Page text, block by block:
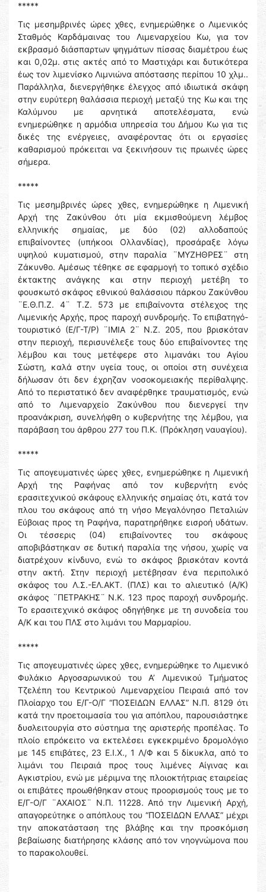
*****
Τις μεσημβρινές ώρες χθες, ενημερώθηκε ο Λιμενικός
Σταθμός Καρδάμαινας του Λιμεναρχείου Κω, για τον
εκβρασμό διάσπαρτων ψηγμάτων πίσσας διαμέτρου έως
και 0,02μ. στις ακτές από το Μαστιχάρι και δυτικότερα
έως τον λιμενίσκο Λιμνιώνα απόστασης περίπου 10 χλμ..
Παράλληλα, διενεργήθηκε έλεγχος από ιδιωτικά σκάφη
στην ευρύτερη θαλάσσια περιοχή μεταξύ της Κω και της
Καλύμνου με αρνητικά αποτελέσματα, ενώ
ενημερώθηκε η αρμόδια υπηρεσία του Δήμου Κω για τις
δικές της ενέργειες, αναφέροντας ότι οι εργασίες
καθαρισμού πρόκειται να ξεκινήσουν τις πρωινές ώρες
σήμερα.
*****
Τις μεσημβρινές ώρες χθες, ενημερώθηκε η Λιμενική
Αρχή της Ζακύνθου ότι μία εκμισθούμενη λέμβος
ελληνικής σημαίας, με δύο (02) αλλοδαπούς
επιβαίνοντες (υπήκοοι Ολλανδίας), προσάραξε λόγω
υψηλού κυματισμού, στην παραλία ¨ΜΥΖΗΘΡΕΣ¨ στη
Ζάκυνθο. Αμέσως τέθηκε σε εφαρμογή το τοπικό σχέδιο
έκτακτης ανάγκης και στην περιοχή μετέβη το
φουσκωτό σκάφος εθνικού θαλάσσιου πάρκου Ζακύνθου
¨Ε.Θ.Π.Ζ. 4¨ Τ.Ζ. 573 με επιβαίνοντα στέλεχος της
Λιμενικής Αρχής, προς παροχή συνδρομής. Το επιβατηγό-
τουριστικό (Ε/Γ-Τ/Ρ) ¨ΙΜΙΑ 2¨ Ν.Ζ. 205, που βρισκόταν
στην περιοχή, περισυνέλεξε τους δύο επιβαίνοντες της
λέμβου και τους μετέφερε στο λιμανάκι του Αγίου
Σώστη, καλά στην υγεία τους, οι οποίοι στη συνέχεια
δήλωσαν ότι δεν έχρηζαν νοσοκομειακής περίθαλψης.
Από το περιστατικό δεν αναφέρθηκε τραυματισμός, ενώ
από το Λιμεναρχείο Ζακύνθου που διενεργεί την
προανάκριση, συνελήφθη ο κυβερνήτης της λέμβου, για
παράβαση του άρθρου 277 του Π.Κ. (Πρόκληση ναυαγίου).
*****
Τις απογευματινές ώρες χθες, ενημερώθηκε η Λιμενική
Αρχή της Ραφήνας από τον κυβερνήτη ενός
ερασιτεχνικού σκάφους ελληνικής σημαίας ότι, κατά τον
πλου του σκάφους από τη νήσο Μεγαλόνησο Πεταλιών
Εύβοιας προς τη Ραφήνα, παρατηρήθηκε εισροή υδάτων.
Οι τέσσερις (04) επιβαίνοντες του σκάφους
αποβιβάστηκαν σε δυτική παραλία της νήσου, χωρίς να
διατρέχουν κίνδυνο, ενώ το σκάφος βρισκόταν κοντά
στην ακτή. Στην περιοχή μετέβησαν ένα περιπολικό
σκάφος του Λ.Σ.-ΕΛ.ΑΚΤ. (ΠΛΣ) και το αλιευτικό (Α/Κ)
σκάφος ¨ΠΕΤΡΑΚΗΣ¨ Ν.Κ. 123 προς παροχή συνδρομής.
Το ερασιτεχνικό σκάφος οδηγήθηκε με τη συνοδεία του
Α/Κ και του ΠΛΣ στο λιμάνι του Μαρμαρίου.
*****
Τις απογευματινές ώρες χθες, ενημερώθηκε το Λιμενικό
Φυλάκιο Αργοσαρωνικού του Α’ Λιμενικού Τμήματος
Τζελέπη του Κεντρικού Λιμεναρχείου Πειραιά από τον
Πλοίαρχο του Ε/Γ-Ο/Γ “ΠΟΣΕΙΔΩΝ ΕΛΛΑΣ” Ν.Π. 8129 ότι
κατά την προετοιμασία του για απόπλου, παρουσιάστηκε
δυσλειτουργία στο σύστημα της αριστερής προπέλας. Το
πλοίο επρόκειτο να εκτελέσει εγκεκριμένο δρομολόγιο
με 145 επιβάτες, 23 Ε.Ι.Χ., 1 Λ/Φ και 5 δίκυκλα, από το
λιμάνι του Πειραιά προς τους λιμένες Αίγινας και
Αγκιστρίου, ενώ με μέριμνα της πλοιοκτήτριας εταιρείας
οι επιβάτες προωθήθηκαν στους προορισμούς τους με το
Ε/Γ-Ο/Γ ¨ΑΧΑΙΟΣ¨ Ν.Π. 11228. Από την Λιμενική Αρχή,
απαγορεύτηκε ο απόπλους του “ΠΟΣΕΙΔΩΝ ΕΛΛΑΣ” μέχρι
την αποκατάσταση της βλάβης και την προσκόμιση
βεβαίωσης διατήρησης κλάσης από τον νηογνώμονα που
το παρακολουθεί.